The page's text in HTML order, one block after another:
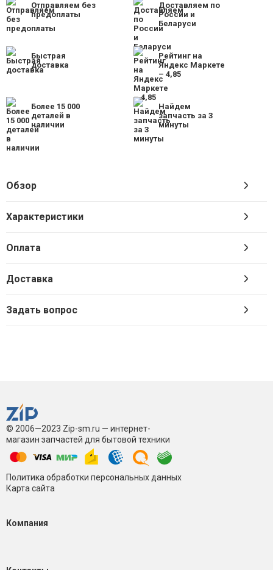
Отправляем без
предоплаты
Доставляем по
России и
Беларуси
Быстрая
доставка
Рейтинг на
Яндекс Маркете
– 4,85
Более 15 000
деталей в
наличии
Найдем
запчасть за 3
минуты
Обзор
Характеристики
Оплата
Доставка
Задать вопрос
© 2006—2023 Zip-sm.ru — интернет-
магазин запчастей для бытовой техники
Политика обработки персональных данных
Карта сайта
Компания